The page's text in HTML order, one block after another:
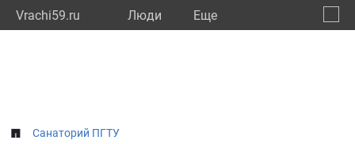
Vrachi59.ru Люди Eще
Санаторий ПГТУ